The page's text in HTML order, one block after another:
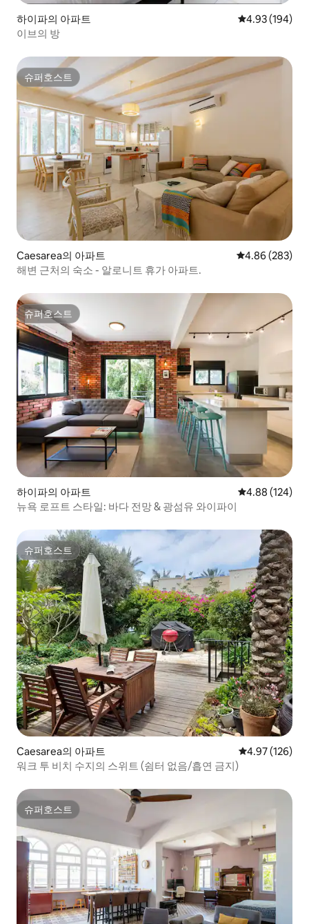
하이파의 아파트 평점 4.93점(5
4.93 (194)
이브의 방
슈퍼호스트
슈퍼호스트
Caesarea의 아파트 평점 4.86점(5
4.86 (283)
해변 근처의 숙소 - 알로니트 휴가 아파트.
슈퍼호스트
슈퍼호스트
하이파의 아파트 평점 4.88점(5
4.88 (124)
뉴욕 로프트 스타일: 바다 전망 & 광섬유 와이파이
슈퍼호스트
슈퍼호스트
Caesarea의 아파트 평점 4.97점(5
4.97 (126)
워크 투 비치 수지의 스위트 (쉼터 없음/흡연 금지)
슈퍼호스트
슈퍼호스트